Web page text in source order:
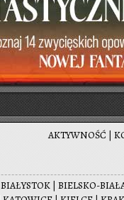
AK­TYW­NOŚĆ |
BIA­ŁY­STOK | BIEL­SKO-